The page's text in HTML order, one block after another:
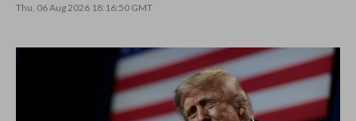
Thu, 06 Aug 2026 18:16:50 GMT